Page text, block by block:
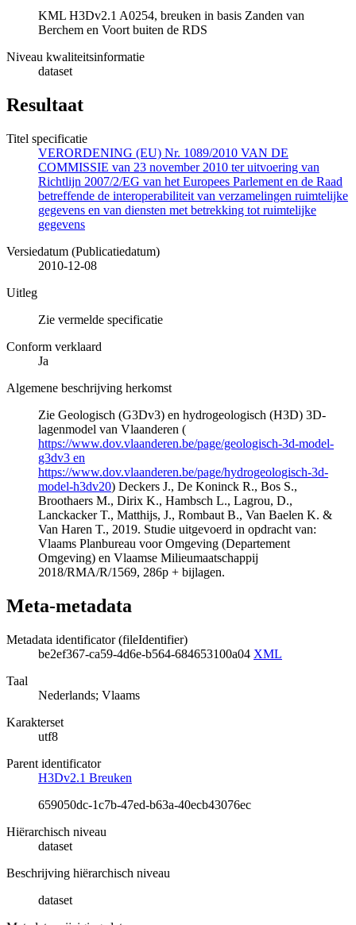
KML H3Dv2.1 A0254, breuken in basis Zanden van
Berchem en Voort buiten de RDS
Niveau kwaliteitsinformatie
dataset
Resultaat
Titel specificatie
VERORDENING (EU) Nr. 1089/2010 VAN DE
COMMISSIE van 23 november 2010 ter uitvoering van
Richtlijn 2007/2/EG van het Europees Parlement en de Raad
betreffende de interoperabiliteit van verzamelingen ruimtelijke
gegevens en van diensten met betrekking tot ruimtelijke
gegevens
Versiedatum (Publicatiedatum)
2010-12-08
Uitleg
Zie vermelde specificatie
Conform verklaard
Ja
Algemene beschrijving herkomst
Zie Geologisch (G3Dv3) en hydrogeologisch (H3D) 3D-
lagenmodel van Vlaanderen (
https://www.dov.vlaanderen.be/page/geologisch-3d-model-
g3dv3 en
https://www.dov.vlaanderen.be/page/hydrogeologisch-3d-
model-h3dv20) Deckers J., De Koninck R., Bos S.,
Broothaers M., Dirix K., Hambsch L., Lagrou, D.,
Lanckacker T., Matthijs, J., Rombaut B., Van Baelen K. &
Van Haren T., 2019. Studie uitgevoerd in opdracht van:
Vlaams Planbureau voor Omgeving (Departement
Omgeving) en Vlaamse Milieumaatschappij
2018/RMA/R/1569, 286p + bijlagen.
Meta-metadata
Metadata identificator (fileIdentifier)
be2ef367-ca59-4d6e-b564-684653100a04 XML
Taal
Nederlands; Vlaams
Karakterset
utf8
Parent identificator
H3Dv2.1 Breuken
659050dc-1c7b-47ed-b63a-40ecb43076ec
Hiërarchisch niveau
dataset
Beschrijving hiërarchisch niveau
dataset